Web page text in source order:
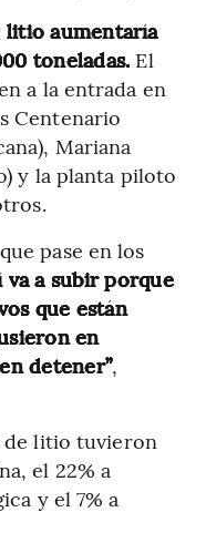
litio aumentaría
toneladas. El
a la entrada en
Centenario
Mariana
y la planta piloto
pase en los
va a subir porque
que están
en
detener”,
de litio tuvieron
el 22% a
y el 7% a